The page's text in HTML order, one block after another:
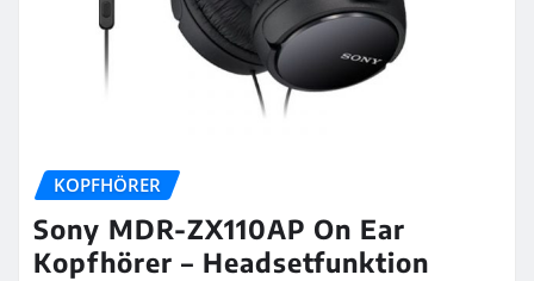
KOPFHÖRER
Sony MDR-ZX110AP On Ear
Kopfhörer – Headsetfunktion